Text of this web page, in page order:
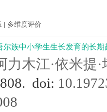
多维度评价
族中小学生生长发育的长期
力木江·依米提
doi: